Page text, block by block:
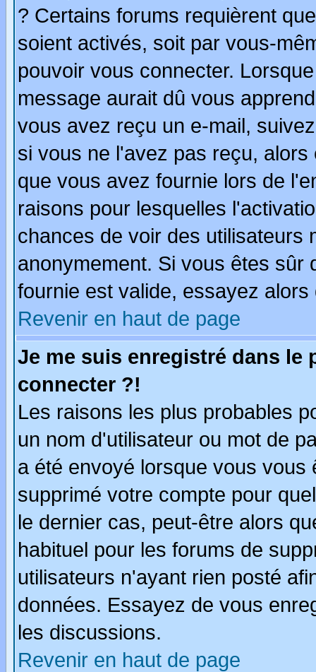
? Certains forums requièrent
soient activés, soit par vous-
pouvoir vous connecter.
message aurait dû vous
vous avez reçu un e-mail,
si vous ne l'avez pas reçu,
que vous avez fournie lors de
raisons pour lesquelles
chances de voir des utilisateurs
anonymement. Si vous êtes sûr
fournie est valide, essayez
Revenir en haut de page
Je me suis enregistré dans le
connecter ?!
Les raisons les plus probables
un nom d'utilisateur ou mot de
a été envoyé lorsque vous
supprimé votre compte pour
le dernier cas, peut-être alors
habituel pour les forums de
utilisateurs n'ayant rien posté
données. Essayez de vous
les discussions.
Revenir en haut de page